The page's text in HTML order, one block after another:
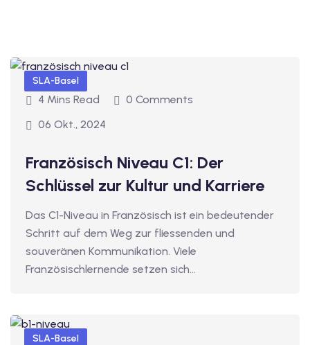
Deutsch B1
B1
B2
Deutsch B2
SLA-Basel
4 Mins Read
0 Comments
06 Okt., 2024
Französisch Niveau C1: Der
Schlüssel zur Kultur und Karriere
Das C1-Niveau in Französisch ist ein bedeutender
Schritt auf dem Weg zur fliessenden und
souveränen Kommunikation. Viele
Französischlernende setzen sich…
SLA-Basel